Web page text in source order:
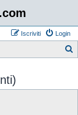
Login
Iscriviti
c